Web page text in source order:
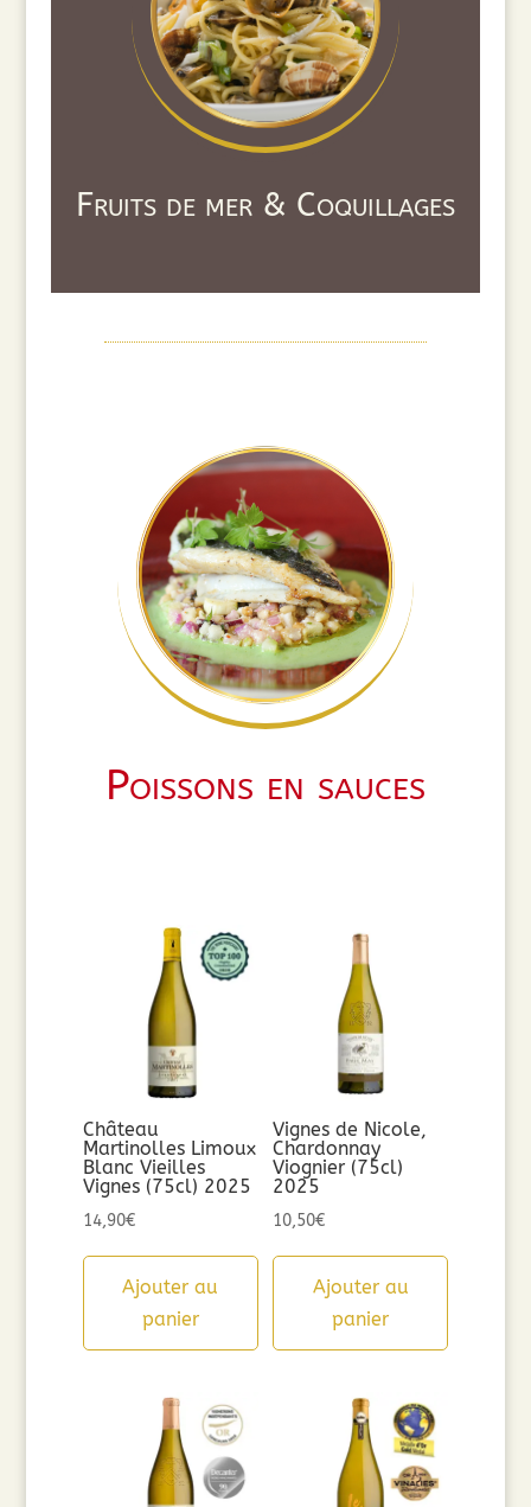
Fruits de mer & Coquillages
Poissons en sauces
Château
Martinolles Limoux
Blanc Vieilles
Vignes (75cl) 2025
14,90€
Ajouter au
panier
Vignes de Nicole,
Chardonnay
Viognier (75cl)
2025
10,50€
Ajouter au
panier